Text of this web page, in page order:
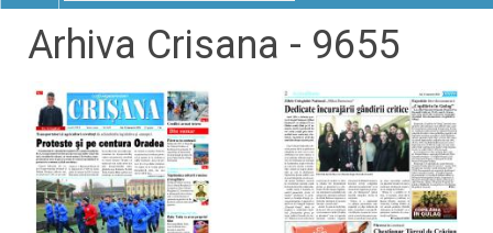
NAVIGATION
Arhiva Crisana - 9655